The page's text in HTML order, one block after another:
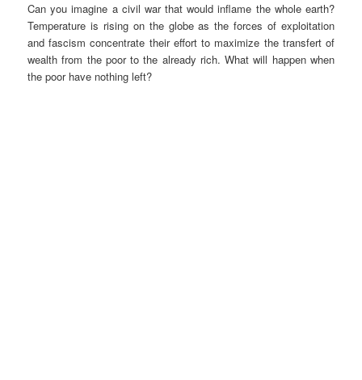
Can you imagine a civil war that would inflame the whole earth?
Temperature is rising on the globe as the forces of exploitation
and fascism concentrate their effort to maximize the transfert of
wealth from the poor to the already rich. What will happen when
the poor have nothing left?